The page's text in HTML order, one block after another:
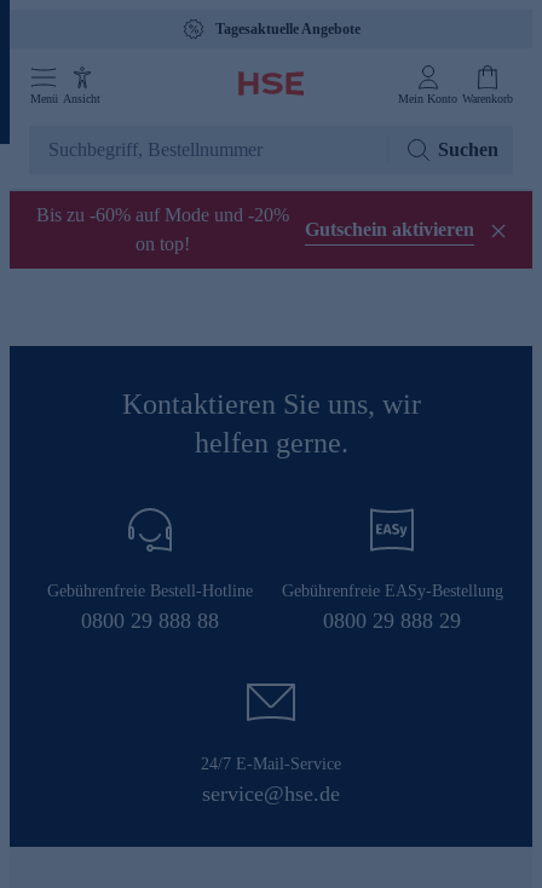
Tagesaktuelle Angebote
Menü Ansicht Mein Konto Warenkorb
Suchen
Bis zu -60% auf Mode und -20%
on top!
Gutschein aktivieren
Kontaktieren Sie uns, wir
helfen gerne.
Gebührenfreie Bestell-Hotline
0800 29 888 88
Gebührenfreie EASy-Bestellung
0800 29 888 29
24/7 E-Mail-Service
service@hse.de